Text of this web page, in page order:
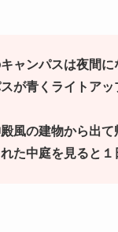
ャンパスは夜間に
が青くライトア
風の建物から出て
た中庭を見ると１